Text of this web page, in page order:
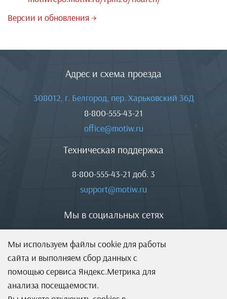
Мы используем файлы cookie для работы
сайта и выполняем сбор данных с
помощью сервиса Яндекс.Метрика для
анализа посещаемости.
Версии и обновления →
Адрес и схема проезда
308012, г. Белгород, пер. Харьковский 36Д
8-800-555-43-21
office@motiw.ru
Техническая поддержка
8-800-555-43-21 доб. 3
support@motiw.ru
Мы в социальных сетях